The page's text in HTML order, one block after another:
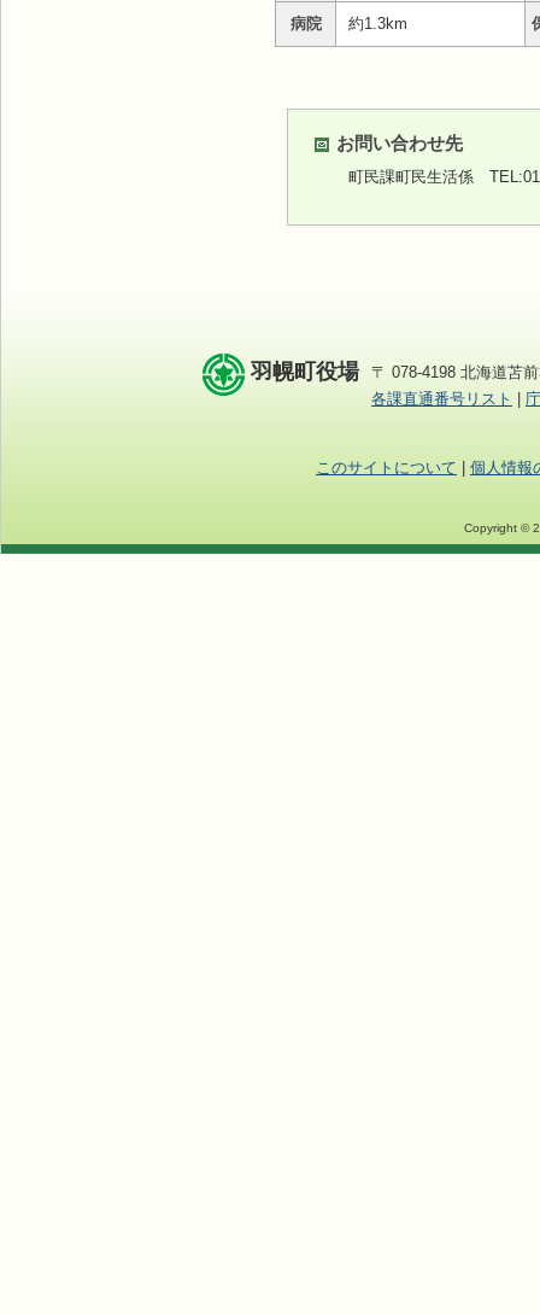
病院 約1.3km
お問い合わせ先
町民課町民生活係
羽幌町役場
〒 078-4198 北海道苫
各課直通番号リスト
このサイトについて 個人情報
Copyright ©